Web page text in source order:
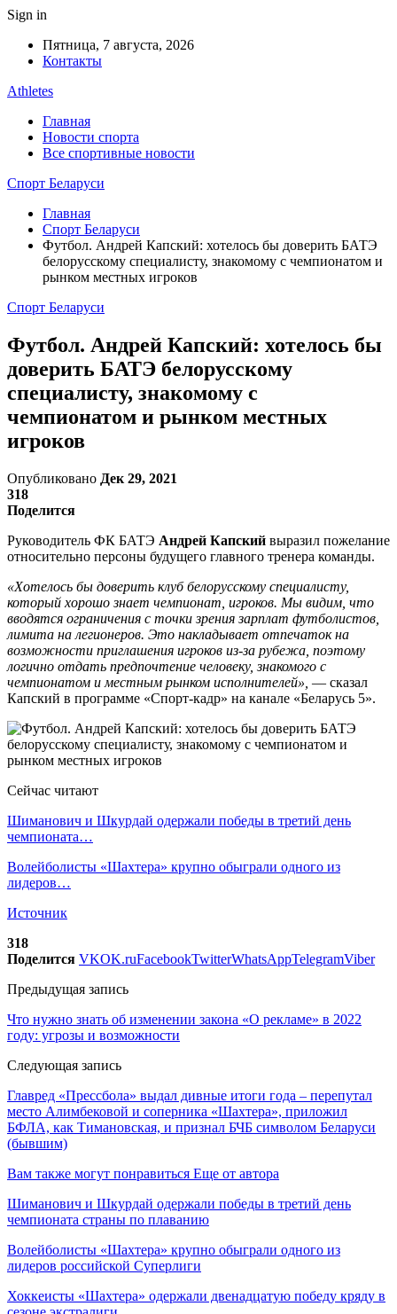
Sign in
Пятница, 7 августа, 2026
Контакты
Athletes
Главная
Новости спорта
Все спортивные новости
Спорт Беларуси
Главная
Спорт Беларуси
Футбол. Андрей Капский: хотелось бы доверить БАТЭ
белорусскому специалисту, знакомому с чемпионатом и
рынком местных игроков
Спорт Беларуси
Футбол. Андрей Капский: хотелось бы
доверить БАТЭ белорусскому
специалисту, знакомому с
чемпионатом и рынком местных
игроков
Опубликовано Дек 29, 2021
318
Поделится
Руководитель ФК БАТЭ Андрей Капский выразил пожелание
относительно персоны будущего главного тренера команды.
«Хотелось бы доверить клуб белорусскому специалисту,
который хорошо знает чемпионат, игроков. Мы видим, что
вводятся ограничения с точки зрения зарплат футболистов,
лимита на легионеров. Это накладывает отпечаток на
возможности приглашения игроков из-за рубежа, поэтому
логично отдать предпочтение человеку, знакомого с
чемпионатом и местным рынком исполнителей», — сказал
Капский в программе «Спорт-кадр» на канале «Беларусь 5».
Сейчас читают
Шиманович и Шкурдай одержали победы в третий день
чемпионата…
Волейболисты «Шахтера» крупно обыграли одного из
лидеров…
Источник
318
Поделится VKOK.ruFacebookTwitterWhatsAppTelegramViber
Предыдущая запись
Что нужно знать об изменении закона «О рекламе» в 2022
году: угрозы и возможности
Следующая запись
Главред «Прессбола» выдал дивные итоги года – перепутал
место Алимбековой и соперника «Шахтера», приложил
БФЛА, как Тимановская, и признал БЧБ символом Беларуси
(бывшим)
Вам также могут понравиться Еще от автора
Шиманович и Шкурдай одержали победы в третий день
чемпионата страны по плаванию
Волейболисты «Шахтера» крупно обыграли одного из
лидеров российской Суперлиги
Хоккеисты «Шахтера» одержали двенадцатую победу кряду в